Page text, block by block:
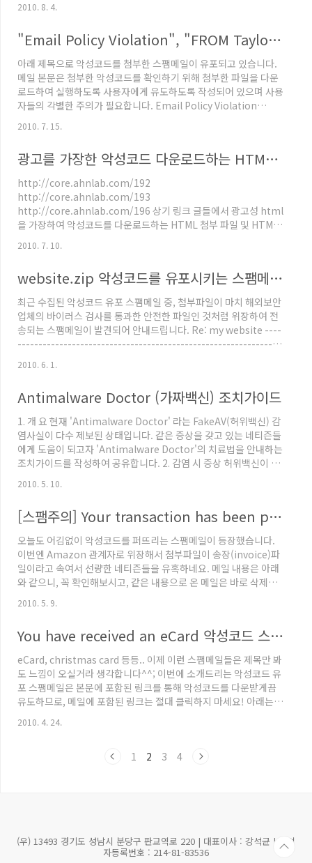
new Word document. 첨부된 압축파일을 압축해제하면 아래와
며 V3 제품으로 아래와 같은 진단명으로 진단/치료가 가능합니다.
Win-Trojan/Agent.14848.TT [그림1] 스팸메일에 첨부된 악성
코드 [그림2] 첨부 파일 실행 시 접속되는 IP의 위치 스팸메일을 통
해 전파..
2010. 8. 4.
"Email Policy Violation", "FROM Taylor Wallace" 메일 주의하세요!
아래 제목으로 악성코드를 첨부한 스팸메일이 유포되고 있습니다.
메일 본문은 첨부한 악성코드를 확인하기 위해 첨부한 파일을 다운
로드하여 실행하도록 사용자에게 유도하도록 작성되어 있으며 사용
자들의 각별한 주의가 필요합니다. Email Policy Violation
과 똑같은 형식의 파일 아이콘 형식이며 실행 시 FakeAV가 실행되
http://core.ahnlab.com/203
http://core.ahnlab.com/152 위 링크에 포스팅 된 글에서 언급
해 드렸듯이 실행파일이 아닌 것으로 위장하는 파일들은 아래와 같
이 폴더 옵션에서 "알려진 파일 형식의 파일 확장명 숨기기" 옵션..
2010. 7. 15.
광고를 가장한 악성코드 다운로드하는 HTML 첨부 스팸메일 주의!
http://core.ahnlab.com/192
http://core.ahnlab.com/193
http://core.ahnlab.com/196 상기 링크 글들에서 광고성 html
을 가장하여 악성코드를 다운로드하는 HTML 첨부 파일 및 HTML
해당 스팸메일의 변형이 발견되고 있으며 최근에 발견된 스패메일
Notification (Delay) Delivery Status Notification (Failure)
해당 스팸메일에 첨부된 파일은 아래와 같은 파일명의 html 파일입
니다. Forwarded Message.html 첨부된 html 파일을 실행하면
이전과 동일하게 ..
2010. 7. 10.
website.zip 악성코드를 유포시키는 스팸메일 주의!
최근 수집된 악성코드 유포 스팸메일 중, 첨부파일이 마치 해외보안
업체의 바이러스 검사를 통과한 안전한 파일인 것처럼 위장하여 전
송되는 스팸메일이 발견되어 안내드립니다. Re: my website ----
---------------------------------------------------------------
website.zip: No virus found Powered by the new Norton
럼 website.zip 이 바이러스테스트를 통과한 것처럼 메일을 뿌려,
사용자가 안심하고 실행할 수 있게끔 유..
2010. 6. 1.
Antimalware Doctor (가짜백신) 조치가이드
1. 개 요 현재 'Antimalware Doctor' 라는 FakeAV(허위백신) 감
염사실이 다수 제보된 상태입니다. 같은 증상을 갖고 있는 네티즌들
에게 도움이 되고자 'Antimalware Doctor'의 치료법을 안내하는
조치가이드를 작성하여 공유합니다. 2. 감염 시 증상 허위백신이 동
생성되는 창] 위협요소를 치료하겠다고 클릭하면, 아래와 같이 Key
림2. Key 활성화 안내창] 트레이에는 그림과 같은 2가지 아이콘이
생성되며, Close를 눌러도 종료되지 않습니다. [그림3. 트레이에 나
타나는 아이콘] 3. 조치 방법 현재 V3 제품에서 해당 허위백신을
Win-Tr..
2010. 5. 10.
[스팸주의] Your transaction has been processed
오늘도 어김없이 악성코드를 퍼뜨리는 스팸메일이 등장했습니다.
이번엔 Amazon 관계자로 위장해서 첨부파일이 송장(invoice)파
일이라고 속여서 선량한 네티즌들을 유혹하네요. 메일 내용은 아래
와 같으니, 꼭 확인해보시고, 같은 내용으로 온 메일은 바로 삭제하
transaction has been processed by WorldPay, on behalf
message. This is not a tax receipt. We processed your
payment. Amazon Inc has received your or..
2010. 5. 9.
You have received an eCard 악성코드 스팸메일 주의!
eCard, christmas card 등등.. 이제 이런 스팸메일들은 제목만 봐
도 느낌이 오실거라 생각합니다^^; 이번에 소개드리는 악성코드 유
포 스팸메일은 본문에 포함된 링크를 통해 악성코드를 다운받게끔
유도하므로, 메일에 포함된 링크는 절대 클릭하지 마세요! 아래는
내용 Good day. You have received an eCard To pick up your
your web browser): http://micro.[삭제].com/ecard.zip
2010. 4. 24.
1 2 3 4
(우) 13493 경기도 성남시 분당구 판교역로 220 | 대표이사 : 강석균 | 사업
자등록번호 : 214-81-83536